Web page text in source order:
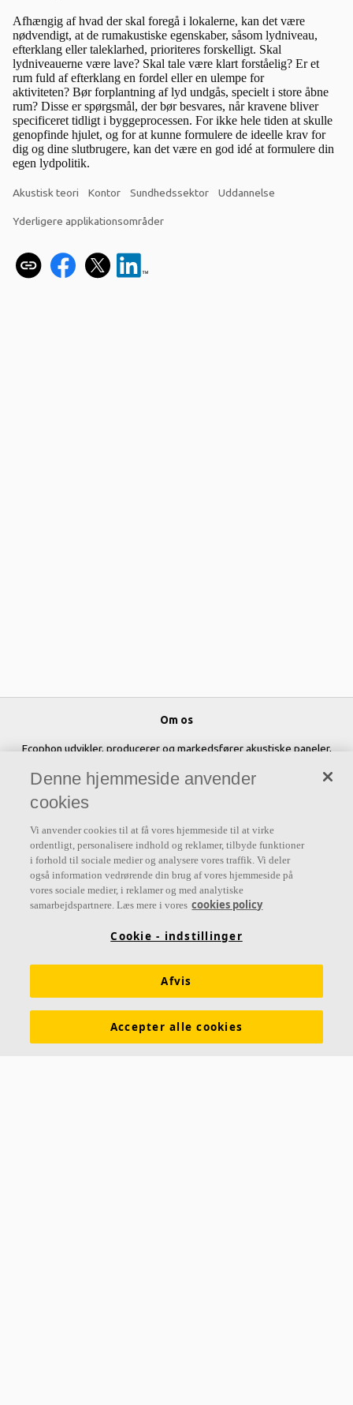
Afhængig af hvad der skal foregå i lokalerne, kan det være
nødvendigt, at de rumakustiske egenskaber, såsom lydniveau,
efterklang eller taleklarhed, prioriteres forskelligt. Skal
lydniveauerne være lave? Skal tale være klart forståelig? Er et
rum fuld af efterklang en fordel eller en ulempe for
aktiviteten? Bør forplantning af lyd undgås, specielt i store åbne
rum? Disse er spørgsmål, der bør besvares, når kravene bliver
specificeret tidligt i byggeprocessen. For ikke hele tiden at skulle
genopfinde hjulet, og for at kunne formulere de ideelle krav for
dig og dine slutbrugere, kan det være en god idé at formulere din
egen lydpolitik.
Akustisk teori Kontor Sundhedssektor Uddannelse
Yderligere applikationsområder
Om os
Ecophon udvikler, producerer og markedsfører akustiske paneler,
forbedre menneskers velbefindende og effektivitet. Vores løfte "A
sound effect on people" er rygraden i alt, hvad vi gør.
Følg os
Links
Diffus ventilation Akustisk viden Akustikløsninger
Digitale værktøjer & services Brochurer Ecophon prisliste
Molio bygningsdelbeskrivelser LCAbyg filer
Denne hjemmeside anvender
cookies
Vi anvender cookies til at få vores hjemmeside til at virke
ordentligt, personalisere indhold og reklamer, tilbyde funktioner
i forhold til sociale medier og analysere vores traffik. Vi deler
også information vedrørende din brug af vores hjemmeside på
vores sociale medier, i reklamer og med analytiske
samarbejdspartnere. Læs mere i vores cookies policy
Cookie - indstillinger
Afvis
Accepter alle cookies